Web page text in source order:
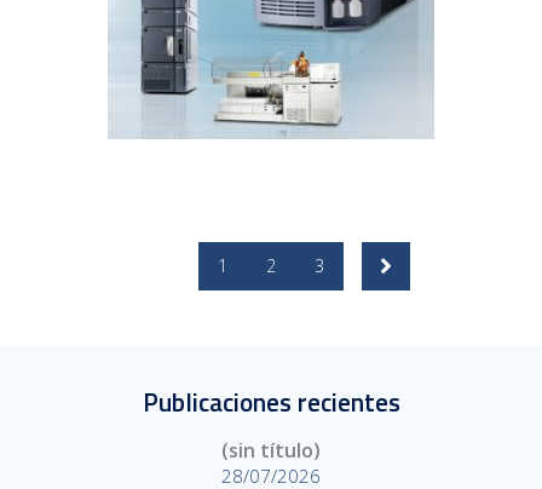
1 2 3
Publicaciones recientes
(sin título)
28/07/2026